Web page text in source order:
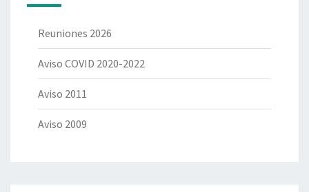
Reuniones 2026
Aviso COVID 2020-2022
Aviso 2011
Aviso 2009